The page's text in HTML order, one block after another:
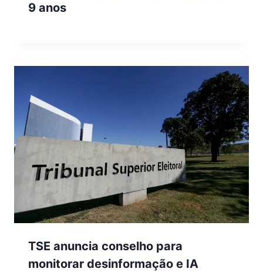
9 anos
TSE anuncia conselho para
monitorar desinformação e IA